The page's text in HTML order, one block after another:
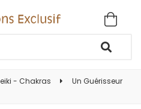
- Chakras
Un Guérisseur